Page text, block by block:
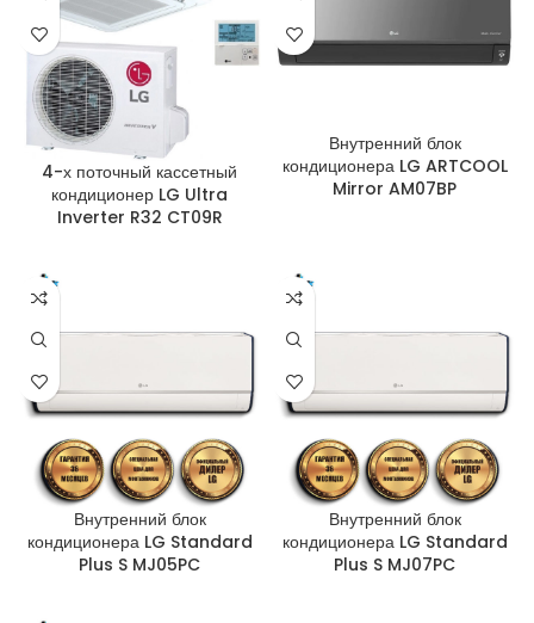
4-х поточный кассетный
кондиционер LG Ultra
Inverter R32 CT09R
Внутренний блок
кондиционера LG ARTCOOL
Mirror AM07BP
Внутренний блок
кондиционера LG Standard
Plus S MJ05PC
Внутренний блок
кондиционера LG Standard
Plus S MJ07PC